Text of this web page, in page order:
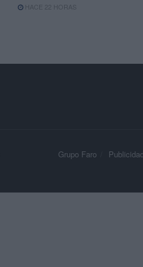
HACE 22 HORAS
Grupo Faro Publicidad